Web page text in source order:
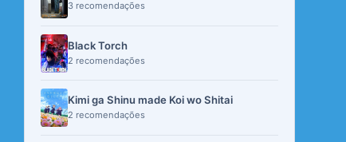
3 recomendações
Black Torch
2 recomendações
Kimi ga Shinu made Koi wo Shitai
2 recomendações